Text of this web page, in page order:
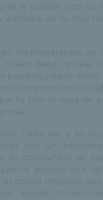
va a suceder con su
empatía de tu hijo
los preparativos de
nuevo bebé, pídele
posibles y hazle
tiempo quién lo
tu hijo lo sepa de
hazle ver a tu
con un
su compañero de
buscan una
les cuesta imaginar
puede